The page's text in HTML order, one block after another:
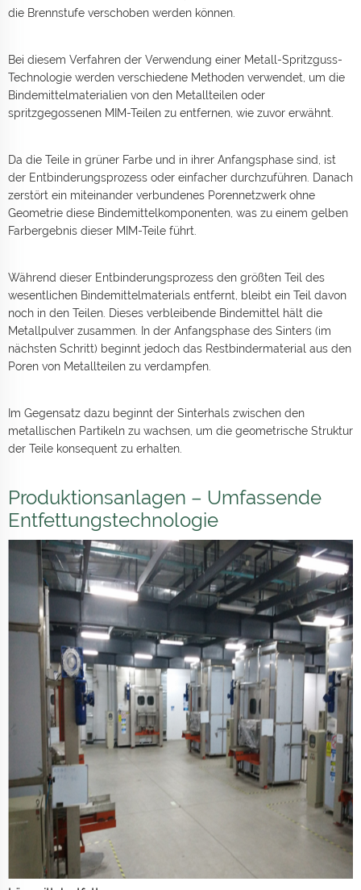
die Brennstufe verschoben werden können.
Bei diesem Verfahren der Verwendung einer Metall-Spritzguss-
Technologie werden verschiedene Methoden verwendet, um die
Bindemittelmaterialien von den Metallteilen oder
spritzgegossenen MIM-Teilen zu entfernen, wie zuvor erwähnt.
Da die Teile in grüner Farbe und in ihrer Anfangsphase sind, ist
der Entbinderungsprozess oder einfacher durchzuführen. Danach
zerstört ein miteinander verbundenes Porennetzwerk ohne
Geometrie diese Bindemittelkomponenten, was zu einem gelben
Farbergebnis dieser MIM-Teile führt.
Während dieser Entbinderungsprozess den größten Teil des
wesentlichen Bindemittelmaterials entfernt, bleibt ein Teil davon
noch in den Teilen. Dieses verbleibende Bindemittel hält die
Metallpulver zusammen. In der Anfangsphase des Sinters (im
nächsten Schritt) beginnt jedoch das Restbindermaterial aus den
Poren von Metallteilen zu verdampfen.
Im Gegensatz dazu beginnt der Sinterhals zwischen den
metallischen Partikeln zu wachsen, um die geometrische Struktur
der Teile konsequent zu erhalten.
Produktionsanlagen – Umfassende
Entfettungstechnologie